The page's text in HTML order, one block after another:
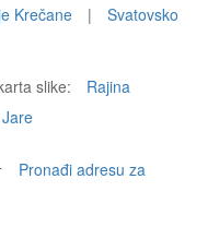
Krečane |
Svatovsko
slike:
Rajina
Pronađi adresu za